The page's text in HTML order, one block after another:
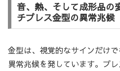
音、熱、そして成形品の
チプレス金型の異常兆候
金型は、視覚的なサインだけ
異常兆候を発しています。プ